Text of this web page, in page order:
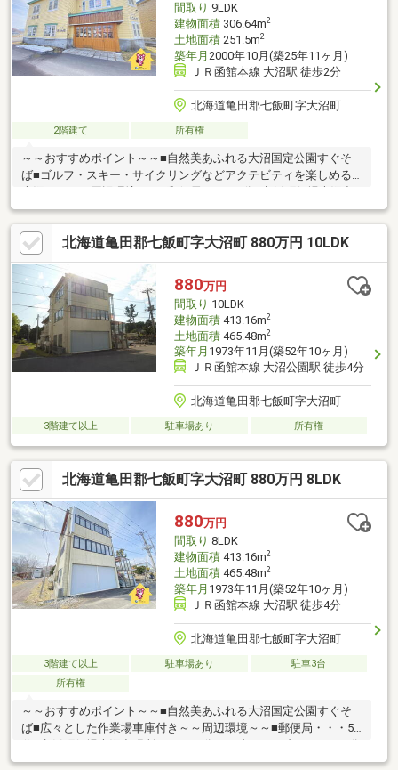
間取り 9LDK
建物面積306.64m2
土地面積251.5m2
築年月 2000年10月(築25年11ヶ月)
ＪＲ函館本線 大沼駅 徒歩2分
北海道亀田郡七飯町字大沼町
2階建て 所有権
～～おすすめポイント～～■自然美あふれる大沼国定公園すぐそ
ば■ゴルフ・スキー・サイクリングなどアクテビティを楽しめる
大沼！！～～周辺環境～～■郵便局・・・6分■七飯町役場大沼出
張所・・・12分■セブンイレブン・・・15分 ▼▼ 打ち合わせ・
見学プランご用意しております ▼▼ ＜探し始めの方向け＞
しっかりコース(1h~)/サクッとコース(0.5h~) 詳しくは物件詳
細下段の「イベント情報」をご覧ください。
北海道亀田郡七飯町字大沼町 880万円 10LDK
880万円
間取り 10LDK
建物面積413.16m2
土地面積465.48m2
築年月 1973年11月(築52年10ヶ月)
ＪＲ函館本線 大沼公園駅 徒歩4分
北海道亀田郡七飯町字大沼町
3階建て以上 駐車場あり 所有権
北海道亀田郡七飯町字大沼町 880万円 8LDK
880万円
間取り 8LDK
建物面積413.16m2
土地面積465.48m2
築年月 1973年11月(築52年10ヶ月)
ＪＲ函館本線 大沼駅 徒歩4分
北海道亀田郡七飯町字大沼町
3階建て以上 駐車場あり
駐車3台
所有権
～～おすすめポイント～～■自然美あふれる大沼国定公園すぐそ
ば■広々とした作業場車庫付き～～周辺環境～～■郵便局・・・5
分■七飯町役場大沼出張所・・・14分■セブンイレブン・・・17分
▼▼ 打ち合わせ・見学プランご用意しております ▼▼ ＜